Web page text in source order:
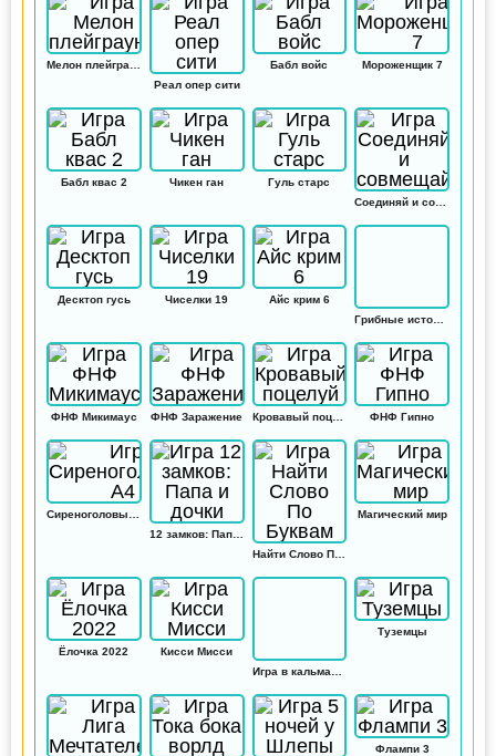
Реал опер сити
Бабл войс Мороженщик 7
Бабл квас 2 Чикен ган
Гуль старс
Десктоп гусь Чиселки 19
Айс крим 6
ФНФ Микимаус ФНФ Заражение Кровавый поцелуй ФНФ Гипно
12 замков: Папа и дочки
Найти Слово По Буквам
Магический мир
Ёлочка 2022
Кисси Мисси
Туземцы
Флампи 3